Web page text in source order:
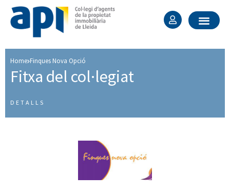
Home Finques Nova Opció
Fitxa del col·legiat ​
DETALLS